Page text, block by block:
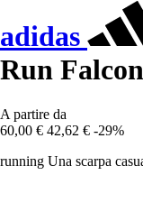
adidas
Run
A partire da
60,00 € 42,62 € -29%
running Una scarpa